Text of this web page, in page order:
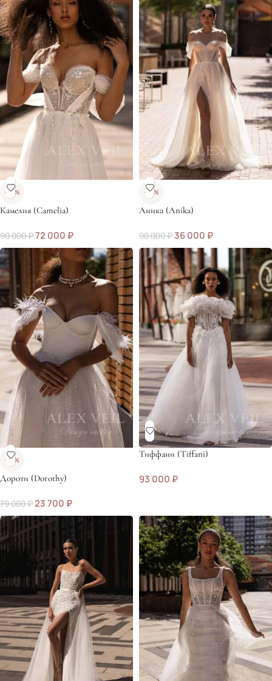
-20%
Камелия (Camelia)
90 000₽72 000 ₽
-60%
Аника (Anika)
90 000₽ 36 000 ₽
-70%
Дороти (Dorothy)
79 000₽23 700 ₽
Тиффани (Tiffani)
93 000 ₽